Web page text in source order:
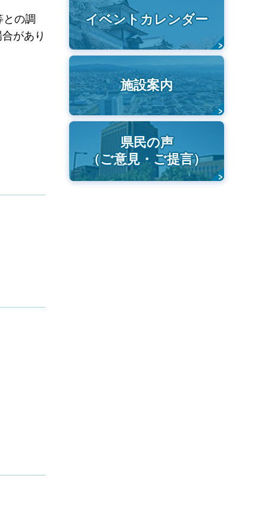
の調
があり
イベントカレンダー
施設案内
県民の声
（ご意見・ご提言）